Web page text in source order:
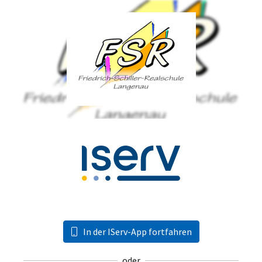
In der IServ-App fortfahren